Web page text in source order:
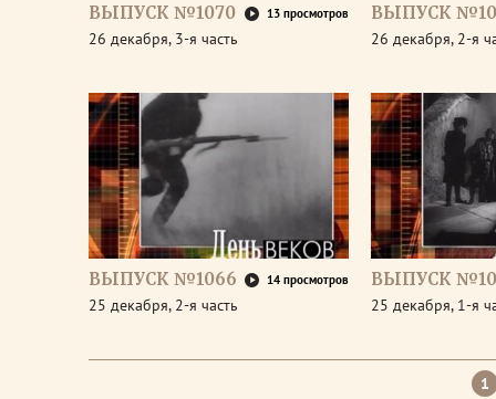
ВЫПУСК №1070 13 просмотров
26 декабря, 3-я часть
ВЫПУСК
26 декабря, 2-я
ВЫПУСК №1066 14 просмотров
25 декабря, 2-я часть
ВЫПУСК
25 декабря, 1-я
1